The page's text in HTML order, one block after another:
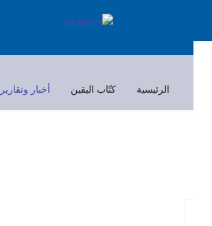
الرئيسية كتّاب اليقين أخبار وتقارير